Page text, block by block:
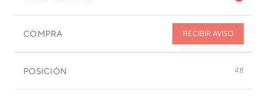
COMPRA RECIBIR AVISO
POSICIÓN 48